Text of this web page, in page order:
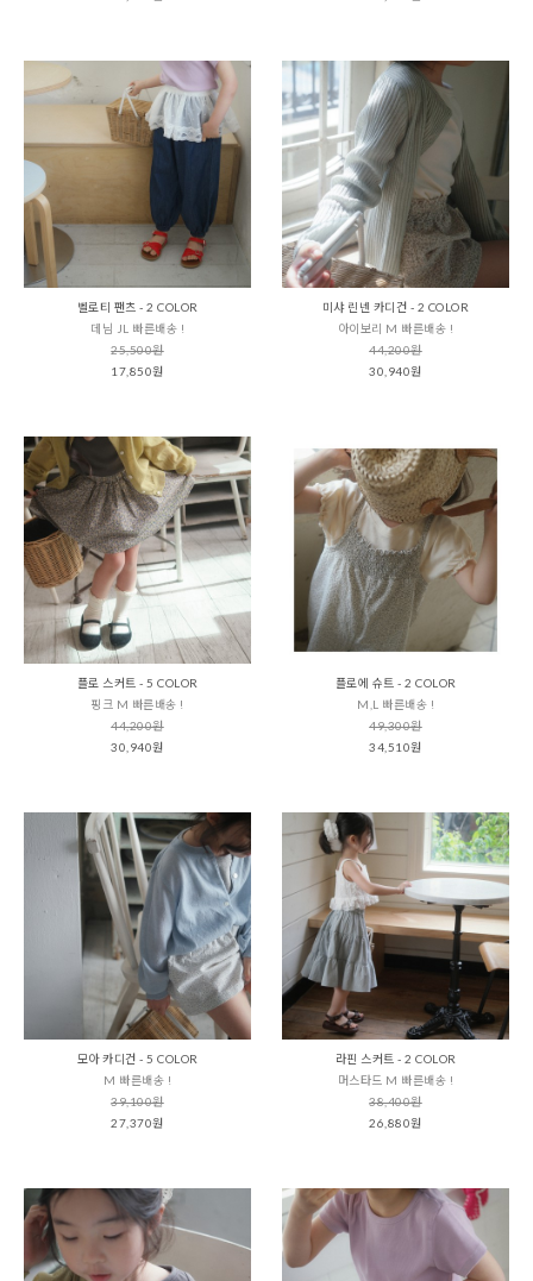
벨로티 팬츠 - 2 COLOR
데님 JL 빠른배송 !
25,500원
17,850원
미샤 린넨 카디건 - 2 COLOR
아이보리 M 빠른배송 !
44,200원
30,940원
플로 스커트 - 5 COLOR
핑크 M 빠른배송 !
44,200원
30,940원
플로에 슈트 - 2 COLOR
M,L 빠른배송 !
49,300원
34,510원
모아 카디건 - 5 COLOR
M 빠른배송 !
39,100원
27,370원
라핀 스커트 - 2 COLOR
머스타드 M 빠른배송 !
38,400원
26,880원